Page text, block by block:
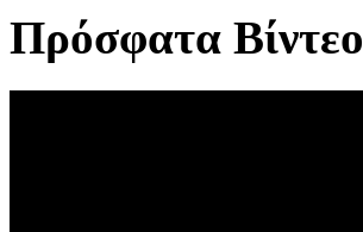
Πρόσφατα Βίντεο